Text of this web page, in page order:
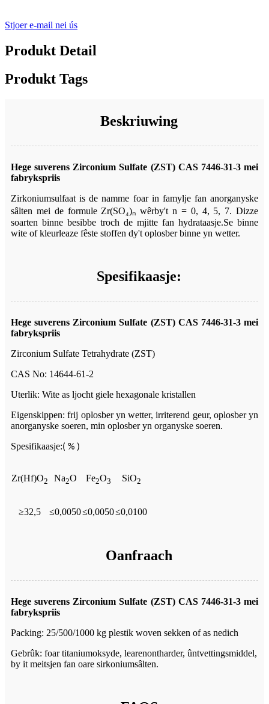
Stjoer e-mail nei ús
Produkt Detail
Produkt Tags
Beskriuwing
Hege suverens Zirconium Sulfate (ZST) CAS 7446-31-3 mei
fabrykspriis
Zirkoniumsulfaat is de namme foar in famylje fan anorganyske
sâlten mei de formule Zr(SO₄)ₙ wêrby't n = 0, 4, 5, 7. Dizze
soarten binne besibbe troch de mjitte fan hydrataasje.Se binne
wite of kleurleaze fêste stoffen dy't oplosber binne yn wetter.
Spesifikaasje:
Hege suverens Zirconium Sulfate (ZST) CAS 7446-31-3 mei
fabrykspriis
Zirconium Sulfate Tetrahydrate (ZST)
CAS No: 14644-61-2
Uterlik: Wite as ljocht giele hexagonale kristallen
Eigenskippen: frij oplosber yn wetter, irriterend geur, oplosber yn
anorganyske soeren, min oplosber yn organyske soeren.
Spesifikaasje:( % )
Zr(Hf)O2 Na2O Fe2O3 SiO2
≥32,5 ≤0,0050≤0,0050≤0,0100
Oanfraach
Hege suverens Zirconium Sulfate (ZST) CAS 7446-31-3 mei
fabrykspriis
Packing: 25/500/1000 kg plestik woven sekken of as nedich
Gebrûk: foar titaniumoksyde, learenontharder, ûntvettingsmiddel,
by it meitsjen fan oare sirkoniumsâlten.